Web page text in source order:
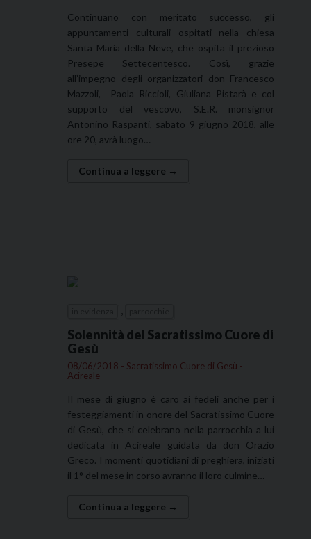
Continuano con meritato successo, gli
appuntamenti culturali ospitati nella chiesa
Santa Maria della Neve, che ospita il prezioso
Presepe Settecentesco. Così, grazie
all’impegno degli organizzatori don Francesco
Mazzoli, Paola Riccioli, Giuliana Pistarà e col
supporto del vescovo, S.E.R. monsignor
Antonino Raspanti, sabato 9 giugno 2018, alle
ore 20, avrà luogo…
Continua a leggere →
Solennità del Sacratissimo Cuore di
Gesù
08/06/2018 - Sacratissimo Cuore di Gesù -
Acireale
Il mese di giugno è caro ai fedeli anche per i
festeggiamenti in onore del Sacratissimo Cuore
di Gesù, che si celebrano nella parrocchia a lui
dedicata in Acireale guidata da don Orazio
Greco. I momenti quotidiani di preghiera, iniziati
il 1° del mese in corso avranno il loro culmine…
Continua a leggere →